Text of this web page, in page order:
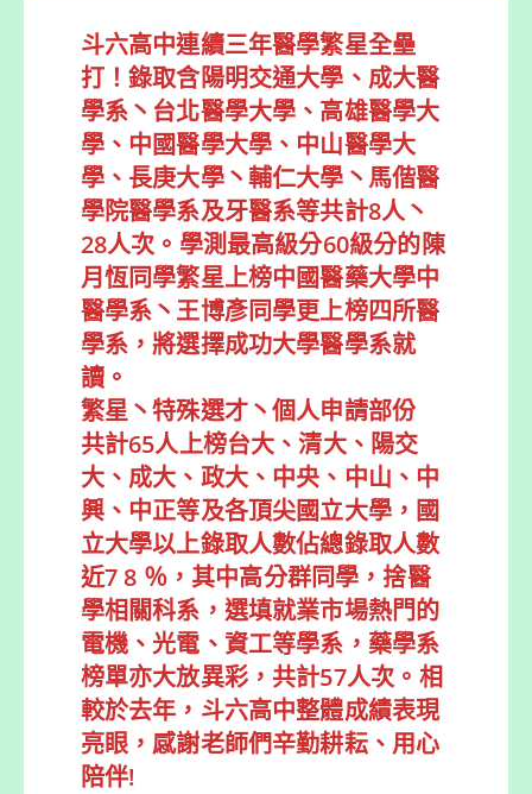
斗六高中連續三年醫學繁星全壘
打！錄取含陽明交通大學、成大醫
學系丶台北醫學大學、高雄醫學大
學、中國醫學大學、中山醫學大
學、長庚大學丶輔仁大學丶馬偕醫
學院醫學系及牙醫系等共計8人丶
28人次。學測最高級分60級分的陳
月恆同學繁星上榜中國醫藥大學中
醫學系丶王博彥同學更上榜四所醫
學系，將選擇成功大學醫學系就
讀。
繁星丶特殊選才丶個人申請部份
共計65人上榜台大、清大、陽交
大、成大、政大、中央、中山、中
興、中正等及各頂尖國立大學，國
立大學以上錄取人數佔總錄取人數
近7 8 ％，其中高分群同學，捨醫
學相關科系，選填就業市場熱門的
電機、光電、資工等學系，藥學系
榜單亦大放異彩，共計57人次。相
較於去年，斗六高中整體成績表現
亮眼，感謝老師們辛勤耕耘、用心
陪伴!